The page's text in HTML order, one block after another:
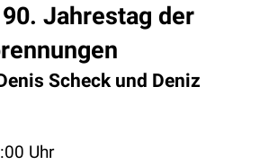
Jahrestag der
Scheck und Deniz
Uhr